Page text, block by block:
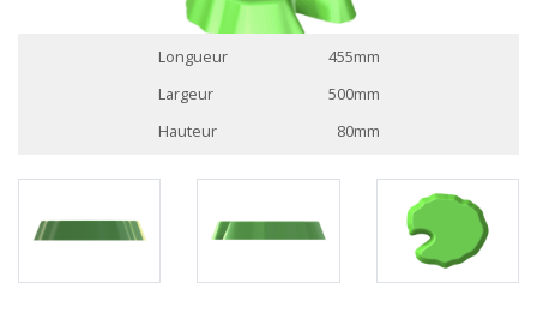
Longueur
455mm
Largeur
500mm
Hauteur
80mm